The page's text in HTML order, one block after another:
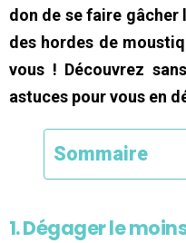
don de se faire gâcher
des hordes de
vous ! Découvrez
astuces pour vous en
Sommaire
1. Dégager le